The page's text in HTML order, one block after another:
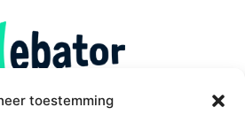
toestemming